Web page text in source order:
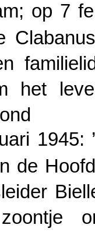
op 7
het
1945:
de